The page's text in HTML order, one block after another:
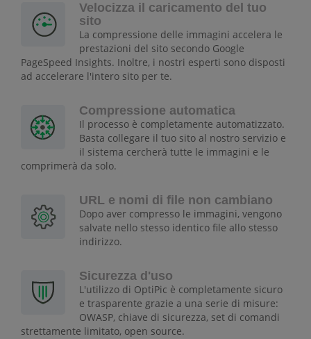
Velocizza il caricamento del tuo
sito
La compressione delle immagini accelera le
prestazioni del sito secondo Google
PageSpeed Insights. Inoltre, i nostri esperti sono disposti
ad accelerare l'intero sito per te.
Compressione automatica
Il processo è completamente automatizzato.
Basta collegare il tuo sito al nostro servizio e
il sistema cercherà tutte le immagini e le
comprimerà da solo.
URL e nomi di file non cambiano
Dopo aver compresso le immagini, vengono
salvate nello stesso identico file allo stesso
indirizzo.
Sicurezza d'uso
L'utilizzo di OptiPic è completamente sicuro
e trasparente grazie a una serie di misure:
OWASP, chiave di sicurezza, set di comandi
strettamente limitato, open source.